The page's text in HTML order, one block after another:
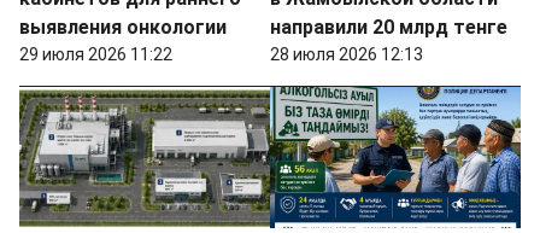
выявления онкологии
29 июля 2026 11:22
направили 20 млрд тенге
28 июля 2026 12:13